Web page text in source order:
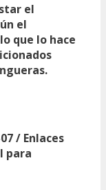
el
el
que lo hace
/ Enlaces
para